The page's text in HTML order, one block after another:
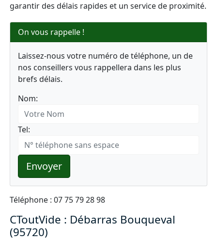
garantir des délais rapides et un service de proximité.
On vous rappelle !
Laissez-nous votre numéro de téléphone, un de
nos conseillers vous rappellera dans les plus
brefs délais.
Nom:
Tel:
Envoyer
Téléphone : 07 75 79 28 98
CToutVide : Débarras Bouqueval
(95720)